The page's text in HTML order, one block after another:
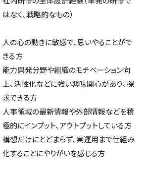
はなく、戦略的なもの）
人の心の動きに敏感で、思いやることがで
きる方
能力開発分野や組織のモチベーション向
上、活性化などに強い興味関心があり、探
求できる方
人事領域の最新情報や外部情報などを積
極的にインプット、アウトプットしている方
構想だけにとどまらず、実運用まで仕組み
化することにやりがいを感じる方